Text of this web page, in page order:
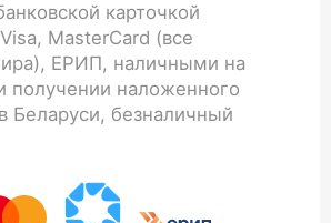
карточкой
MasterCard (все
ЕРИП, наличными на
получении наложенного
Беларуси, безналичный